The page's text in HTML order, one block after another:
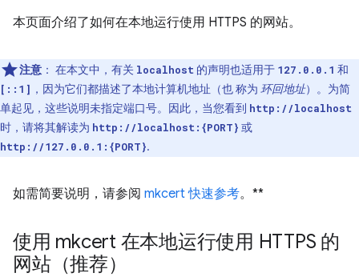
本页面介绍了如何在本地运行使用 HTTPS 的网站。
注意 ： 在本文中，有关 localhost 的声明也适用于 127.0.0.1 和
[::1] ，因为它们都描述了本地计算机地址（也 称为 环回地址）。为简
单起见，这些说明未指定端口号。因此，当您看到 http://localhost
时，请将其解读为 http://localhost:{PORT} 或
http://127.0.0.1:{PORT}.
如需简要说明，请参阅 mkcert 快速参考。**
使用 mkcert 在本地运行使用 HTTPS 的
网站（推荐）